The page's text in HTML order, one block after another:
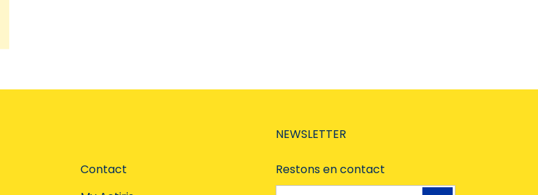
Contact
NEWSLETTER
Restons en contact